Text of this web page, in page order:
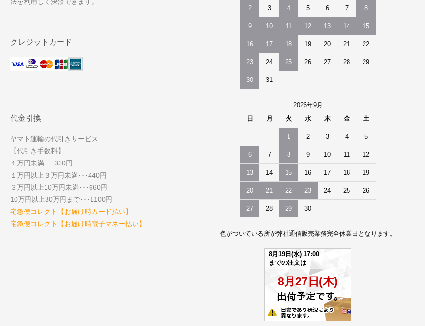
法を利用して決済できます。
クレジットカード
代金引換
ヤマト運輸の代引きサービス
【代引き手数料】
１万円未満･･･330円
１万円以上３万円未満･･･440円
３万円以上10万円未満･･･660円
10万円以上30万円まで･･･1100円
宅急便コレクト【お届け時カード払い】
宅急便コレクト【お届け時電子マネー払い】
2 3 4 5 6 7 8
9 10 11 12 13 14 15
16 17 18 19 20 21 22
23 24 25 26 27 28 29
30 31
2026年9月
日
月 火 水 木 金 土
1 2 3 4 5
6 7 8 9 10 11 12
13 14 15 16 17 18 19
20 21 22 23 24 25 26
27 28 29 30
色がついている所が弊社通信販売業務完全休業日となります。